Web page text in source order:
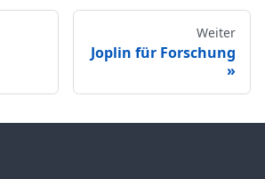
Weiter
Joplin für Forschung